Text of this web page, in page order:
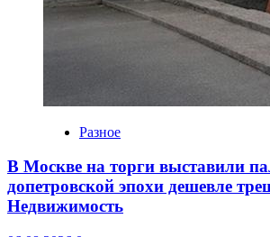
Разное
В Москве на торги выставили
допетровской эпохи дешевле
Недвижимость